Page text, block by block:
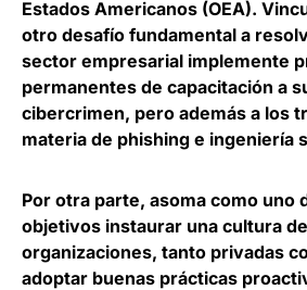
Estados Americanos (OEA).
otro desafío fundamental a
sector empresarial implemente
permanentes de capacitación a
cibercrimen, pero además a los
materia de phishing e ingeniería
Por otra parte, asoma como uno
objetivos instaurar una cultura
organizaciones, tanto privadas
adoptar buenas prácticas